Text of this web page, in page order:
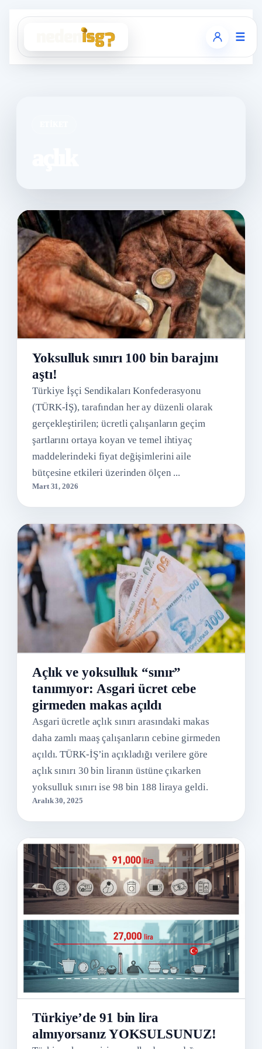
☰
Yoksulluk sınırı 100 bin barajını
aştı!
Türkiye İşçi Sendikaları Konfederasyonu
(TÜRK-İŞ), tarafından her ay düzenli olarak
gerçekleştirilen; ücretli çalışanların geçim
şartlarını ortaya koyan ve temel ihtiyaç
maddelerindeki fiyat değişimlerini aile
bütçesine etkileri üzerinden ölçen ...
Mart 31, 2026
Açlık ve yoksulluk “sınır”
tanımıyor: Asgari ücret cebe
girmeden makas açıldı
Asgari ücretle açlık sınırı arasındaki makas
daha zamlı maaş çalışanların cebine girmeden
açıldı. TÜRK-İŞ’in açıkladığı verilere göre
açlık sınırı 30 bin liranın üstüne çıkarken
yoksulluk sınırı ise 98 bin 188 liraya geldi.
Aralık 30, 2025
Türkiye’de 91 bin lira
almıyorsanız YOKSULSUNUZ!